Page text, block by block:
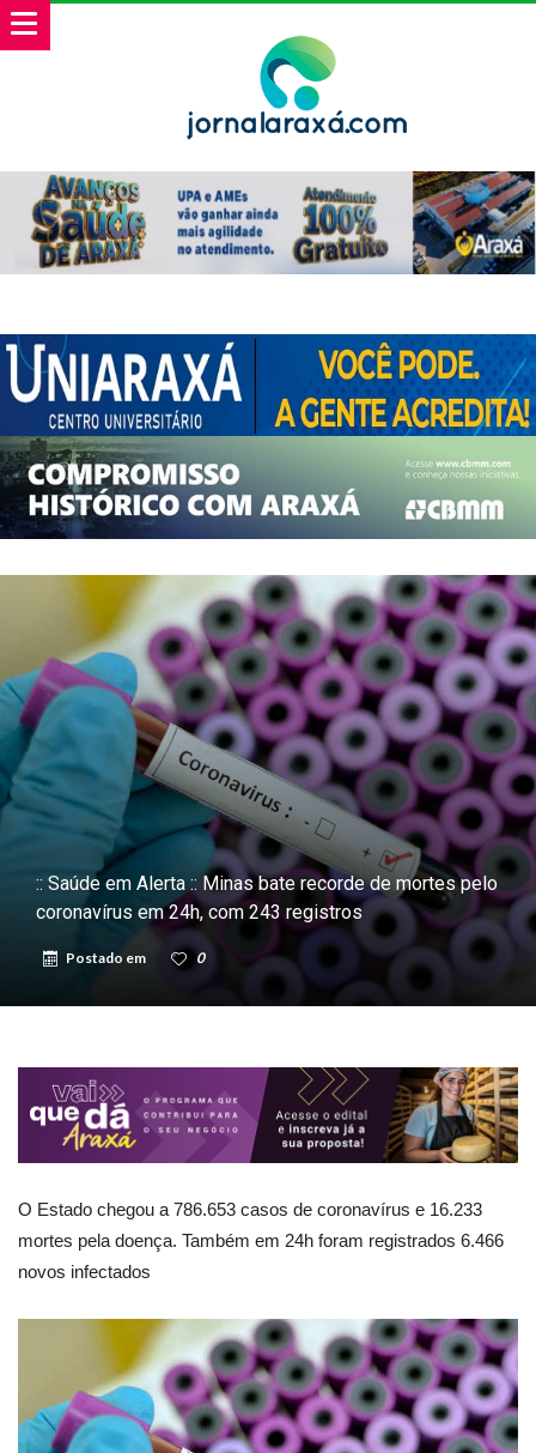
:: Saúde em Alerta :: Minas bate recorde de mortes pelo
coronavírus em 24h, com 243 registros
Postado em 0
O Estado chegou a 786.653 casos de coronavírus e 16.233
mortes pela doença. Também em 24h foram registrados 6.466
novos infectados